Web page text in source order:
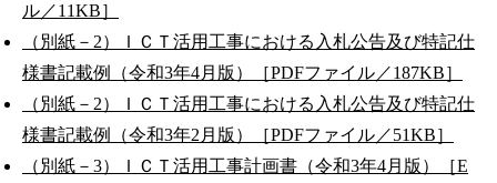
ル／11KB］
（別紙－2）ＩＣＴ活用工事における入札公告及び特記仕
様書記載例（令和3年4月版）［PDFファイル／187KB］
（別紙－2）ＩＣＴ活用工事における入札公告及び特記仕
様書記載例（令和3年2月版）［PDFファイル／51KB］
（別紙－3）ＩＣＴ活用工事計画書（令和3年4月版）［E